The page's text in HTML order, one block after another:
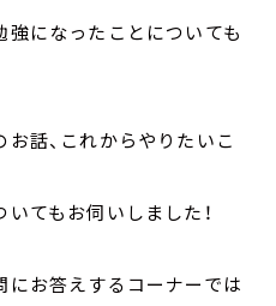
になったことについても
話、これからやりたいこ
てもお伺いしました！
にお答えするコーナーでは